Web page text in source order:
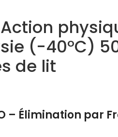
(-40°C)
de lit
– Élimination par